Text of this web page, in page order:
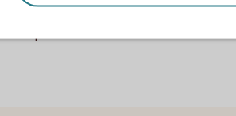
där banken handlar direkt för din
kommer vi att